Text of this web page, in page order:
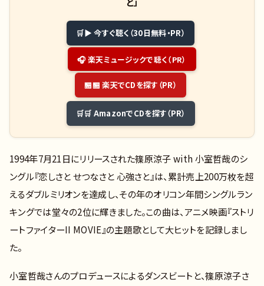
▶ 今すぐ聴く（30日無料・PR）
🎧 楽天ミュージックで聴く（PR）
🏪 楽天でCDを探す（PR）
🛒 AmazonでCDを探す（PR）
1994年7月21日にリリースされた篠原涼子 with 小室哲哉のシ
ングル『恋しさと せつなさと 心強さと』は、累計売上200万枚を超
えるダブルミリオンを達成し、その年のオリコン年間シングルラン
キングでは堂々の2位に輝きました。この曲は、アニメ映画『ストリ
ートファイターII MOVIE』の主題歌として大ヒットを記録しまし
た。
小室哲哉さんのプロデュースによるダンスビートと、篠原涼子さ